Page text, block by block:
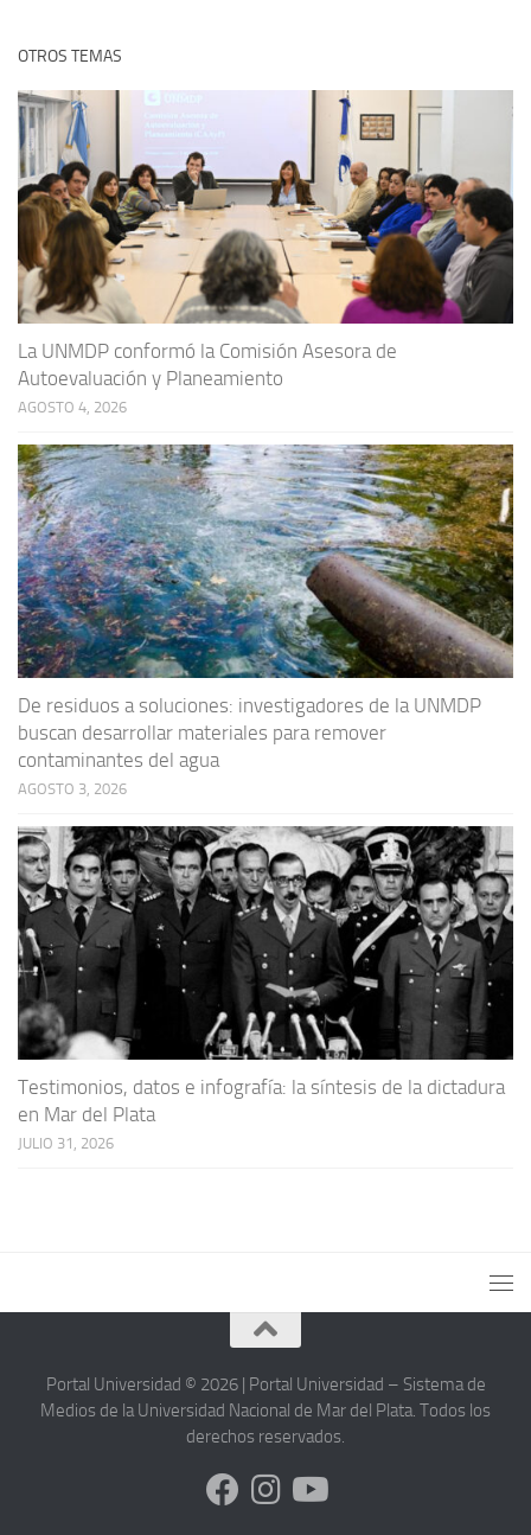
OTROS TEMAS
La UNMDP conformó la Comisión Asesora de
Autoevaluación y Planeamiento
AGOSTO 4, 2026
De residuos a soluciones: investigadores de la UNMDP
buscan desarrollar materiales para remover
contaminantes del agua
AGOSTO 3, 2026
Testimonios, datos e infografía: la síntesis de la dictadura
en Mar del Plata
JULIO 31, 2026
Portal Universidad © 2026 | Portal Universidad – Sistema de
Medios de la Universidad Nacional de Mar del Plata. Todos los
derechos reservados.